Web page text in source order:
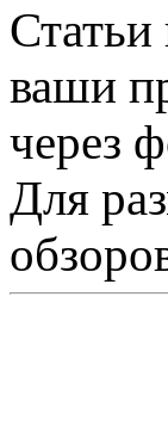
ваши
через
Для